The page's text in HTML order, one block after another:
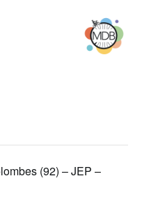
(92) – JEP –